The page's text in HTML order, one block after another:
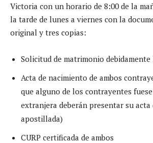
Victoria con un horario de 8:00 de la
la tarde de lunes a viernes con la
original y tres copias:
Solicitud de matrimonio
Acta de nacimiento de ambos
que alguno de los contrayentes
extranjera deberán presentar su acta
apostillada)
CURP certificada de ambos